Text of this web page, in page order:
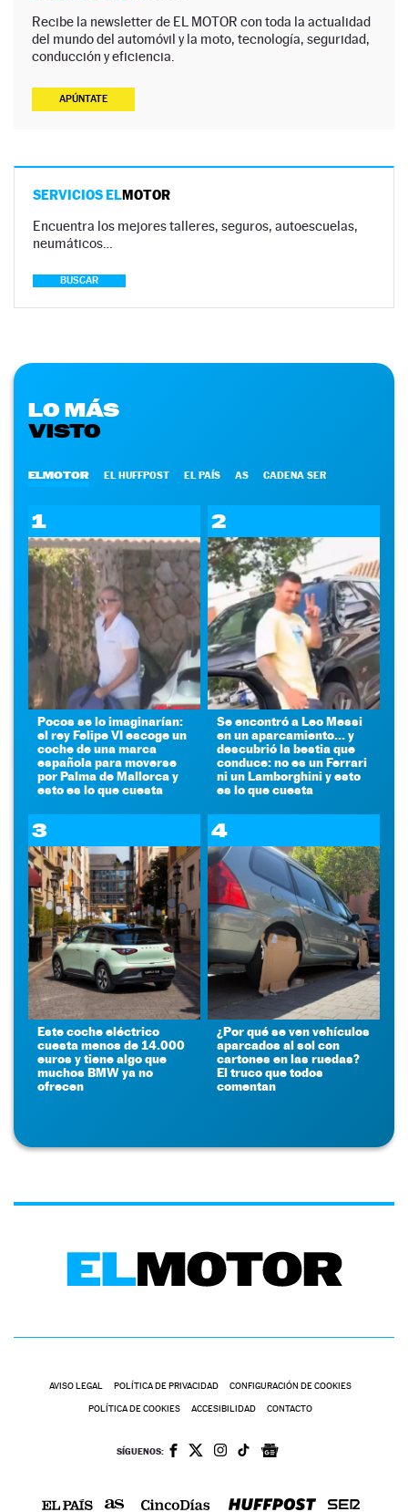
Recibe la newsletter de EL MOTOR con toda la actualidad
del mundo del automóvil y la moto, tecnología, seguridad,
conducción y eficiencia.
APÚNTATE
SERVICIOS ELMOTOR
Encuentra los mejores talleres, seguros, autoescuelas,
neumáticos…
BUSCAR
LO MÁS
VISTO
ELMOTOR EL HUFFPOST EL PAÍS AS CADENA SER
1
Pocos se lo imaginarían:
el rey Felipe VI escoge un
coche de una marca
española para moverse
por Palma de Mallorca y
esto es lo que cuesta
2
Se encontró a Leo Messi
en un aparcamiento... y
descubrió la bestia que
conduce: no es un Ferrari
ni un Lamborghini y esto
es lo que cuesta
3
Este coche eléctrico
cuesta menos de 14.000
euros y tiene algo que
muchos BMW ya no
ofrecen
4
¿Por qué se ven vehículos
aparcados al sol con
cartones en las ruedas?
El truco que todos
comentan
AVISO LEGAL POLÍTICA DE PRIVACIDAD CONFIGURACIÓN DE COOKIES
POLÍTICA DE COOKIES ACCESIBILIDAD CONTACTO
SÍGUENOS: